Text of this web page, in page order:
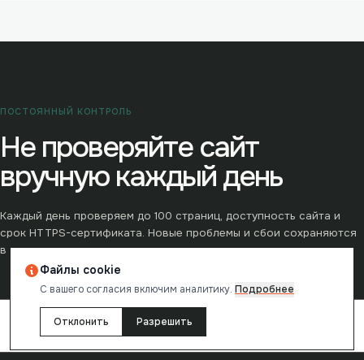
ПОСТОЯННЫЙ КОНТРОЛЬ
Не проверяйте сайт
вручную каждый день
Каждый день проверяем до 100 страниц, доступность сайта и
срок HTTPS-сертификата. Новые проблемы и сбои сохраняются
в истории.
Контроль сайта · ₽/мес
Файлы cookie
С вашего согласия включим аналитику. Подробнее
Отклонить Разрешить